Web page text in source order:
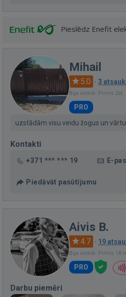
Pieslēdz Enefit
Mihail
5.0 · 3
Bija vietnē: Pirms 2st.
PRO
uzstādām visu veidu žogus un
Kontakti
+371 *** *** 19 E-
Piedāvāt pasūtījumu
Aivis B.
4.7 · 19
Bija vietnē: Pirms 18
PRO
Darbu piemēri